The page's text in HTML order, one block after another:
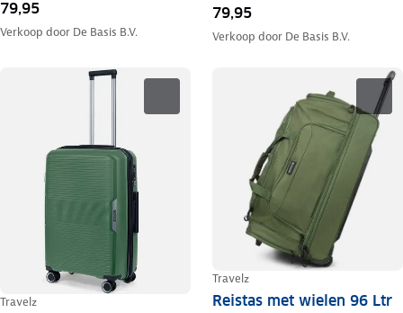
79,95
Verkoop door De Basis B.V.
79,95
Verkoop door De Basis B.V.
Travelz
Travelz
Reistas met wielen 96 Ltr